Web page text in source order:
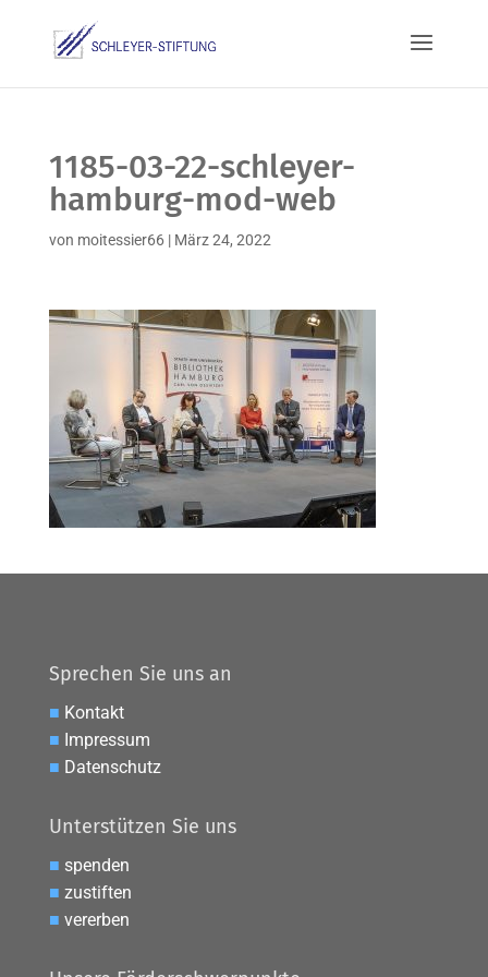
1185-03-22-schleyer-
hamburg-mod-web
von moitessier66| März 24, 2022
Sprechen Sie uns an
■ Kontakt
■ Impressum
■ Datenschutz
Unterstützen Sie uns
■ spenden
■ zustiften
■ vererben